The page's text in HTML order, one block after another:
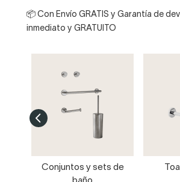
📦 Con Envío GRATIS y Garantía de
inmediato y GRATUITO
Conjuntos y sets de